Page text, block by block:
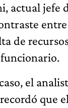
actual jefe
de
el
que